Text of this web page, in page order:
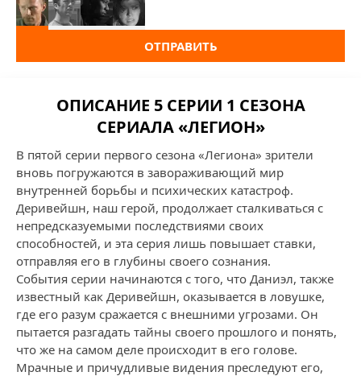
ОТПРАВИТЬ
ОПИСАНИЕ 5 СЕРИИ 1 СЕЗОНА
СЕРИАЛА «ЛЕГИОН»
В пятой серии первого сезона «Легиона» зрители
вновь погружаются в завораживающий мир
внутренней борьбы и психических катастроф.
Деривейшн, наш герой, продолжает сталкиваться с
непредсказуемыми последствиями своих
способностей, и эта серия лишь повышает ставки,
отправляя его в глубины своего сознания.
События серии начинаются с того, что Даниэл, также
известный как Деривейшн, оказывается в ловушке,
где его разум сражается с внешними угрозами. Он
пытается разгадать тайны своего прошлого и понять,
что же на самом деле происходит в его голове.
Мрачные и причудливые видения преследуют его,